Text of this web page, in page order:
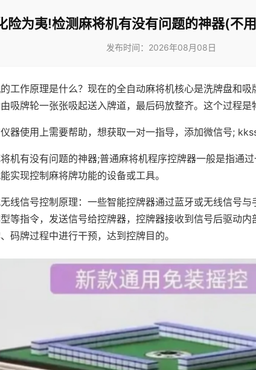
险为夷!检测麻将机有没有问题的神器(不
发布时间：2026年08月08日
工作原理是什么？现在的全自动麻将机核心是洗牌盘和
吸牌轮一张张吸起送入牌道，最后码放整齐。这个过程是
器使用上需要帮助，想获取一对一指导，添加微信号;
机有没有问题的神器;普通麻将机程序控牌器一般是指通
实现控制麻将牌功能的设备或工具。
线信号控制原理：一些智能控牌器通过蓝牙或无线信号
等指令，发送信号给控牌器，控牌器接收到信号后驱动
码牌过程中进行干预，达到控牌目的。